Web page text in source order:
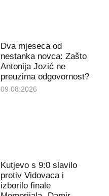
Dva mjeseca od
nestanka novca: Zašto
Antonija Jozić ne
preuzima odgovornost?
09.08.2026
Kutjevo s 9:0 slavilo
protiv Vidovaca i
izborilo finale